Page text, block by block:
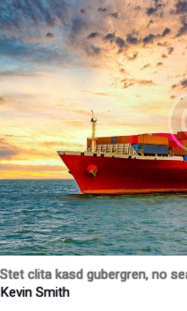
Stet clita kasd gubergren, no
Kevin Smith